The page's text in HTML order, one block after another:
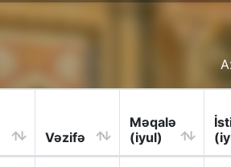
Vəzifə
Məqalə
(iyul)